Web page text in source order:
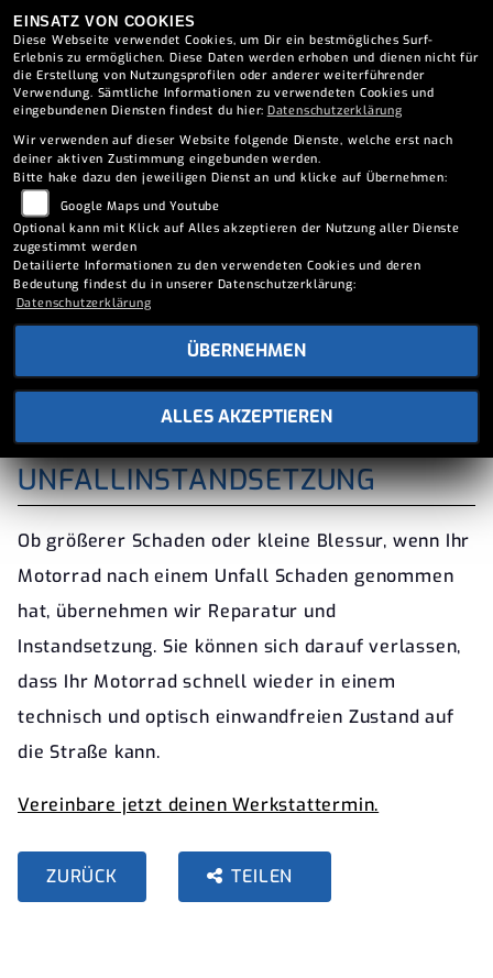
UNFALLINSTANDSETZUNG
Ob größerer Schaden oder kleine Blessur, wenn Ihr
Motorrad nach einem Unfall Schaden genommen
hat, übernehmen wir Reparatur und
Instandsetzung. Sie können sich darauf verlassen,
dass Ihr Motorrad schnell wieder in einem
technisch und optisch einwandfreien Zustand auf
die Straße kann.
Vereinbare jetzt deinen Werkstattermin.
ZURÜCK TEILEN
EINSATZ VON COOKIES
Diese Webseite verwendet Cookies, um Dir ein bestmögliches Surf-
Erlebnis zu ermöglichen. Diese Daten werden erhoben und dienen nicht für
die Erstellung von Nutzungsprofilen oder anderer weiterführender
Verwendung. Sämtliche Informationen zu verwendeten Cookies und
eingebundenen Diensten findest du hier: Datenschutzerklärung
Wir verwenden auf dieser Website folgende Dienste, welche erst nach
deiner aktiven Zustimmung eingebunden werden.
Bitte hake dazu den jeweiligen Dienst an und klicke auf Übernehmen:
Google Maps und Youtube
Optional kann mit Klick auf Alles akzeptieren der Nutzung aller Dienste
zugestimmt werden
Detailierte Informationen zu den verwendeten Cookies und deren
Bedeutung findest du in unserer Datenschutzerklärung:
Datenschutzerklärung
ÜBERNEHMEN
ALLES AKZEPTIEREN